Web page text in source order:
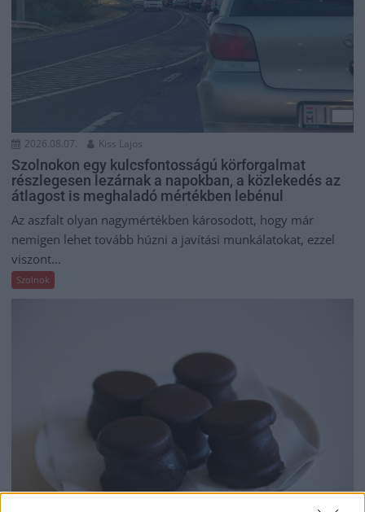
2026.08.07. Kiss Lajos
Szolnokon egy kulcsfontosságú körforgalmat
részlegesen lezárnak a napokban, a közlekedés az
átlagost is meghaladó mértékben lebénul
Az aszfalt olyan nagymértékben károsodott, hogy már
nemigen lehet tovább húzni a javítási munkálatokat, ezzel
viszont...
Szolnok